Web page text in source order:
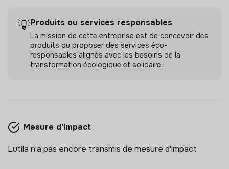
💡Produits ou services responsables
La mission de cette entreprise est de concevoir des
produits ou proposer des services éco-
responsables alignés avec les besoins de la
transformation écologique et solidaire.
Mesure d'impact
Lutila n'a pas encore transmis de mesure d'impact